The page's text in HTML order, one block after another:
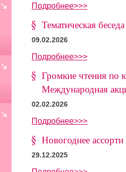
Подробнее>>>
Тематическая
09.02.2026
Подробнее>>>
Громкие чтения по
Международная
02.02.2026
Подробнее>>>
Новогоднее
29.12.2025